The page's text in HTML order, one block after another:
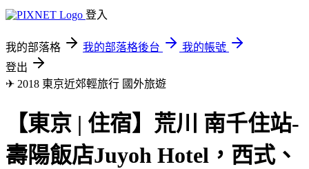
登入
我的部落格 我的部落格後台
我的帳號
登出
✈ 2018 東京近郊輕旅行 國外旅遊
【東京 | 住宿】荒川 南千住站-
壽陽飯店Juyoh Hotel，西式、